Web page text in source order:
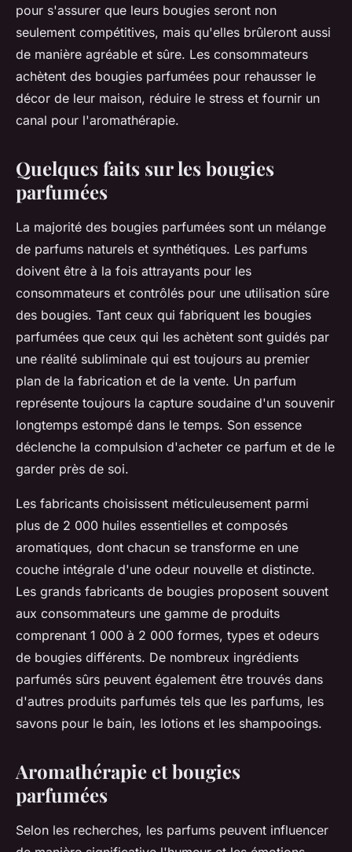
pour s'assurer que leurs bougies seront non
seulement compétitives, mais qu'elles brûleront aussi
de manière agréable et sûre. Les consommateurs
achètent des bougies parfumées pour rehausser le
décor de leur maison, réduire le stress et fournir un
canal pour l'aromathérapie.
Quelques faits sur les bougies
parfumées
La majorité des bougies parfumées sont un mélange
de parfums naturels et synthétiques. Les parfums
doivent être à la fois attrayants pour les
consommateurs et contrôlés pour une utilisation sûre
des bougies. Tant ceux qui fabriquent les bougies
parfumées que ceux qui les achètent sont guidés par
une réalité subliminale qui est toujours au premier
plan de la fabrication et de la vente. Un parfum
représente toujours la capture soudaine d'un souvenir
longtemps estompé dans le temps. Son essence
déclenche la compulsion d'acheter ce parfum et de le
garder près de soi.
Les fabricants choisissent méticuleusement parmi
plus de 2 000 huiles essentielles et composés
aromatiques, dont chacun se transforme en une
couche intégrale d'une odeur nouvelle et distincte.
Les grands fabricants de bougies proposent souvent
aux consommateurs une gamme de produits
comprenant 1 000 à 2 000 formes, types et odeurs
de bougies différents. De nombreux ingrédients
parfumés sûrs peuvent également être trouvés dans
d'autres produits parfumés tels que les parfums, les
savons pour le bain, les lotions et les shampooings.
Aromathérapie et bougies
parfumées
Selon les recherches, les parfums peuvent influencer